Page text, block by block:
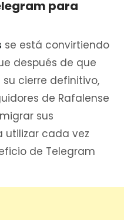
para
se está convirtiendo
después de que
cierre definitivo,
de Rafalense
sus
utilizar cada vez
de Telegram